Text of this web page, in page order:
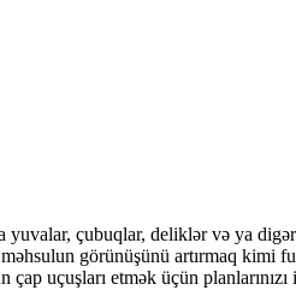
çubuqlar, deliklər və ya digər
görünüşünü artırmaq kimi
uçuşları etmək üçün planlarınızı